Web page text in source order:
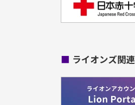
■ ライオンズ関連